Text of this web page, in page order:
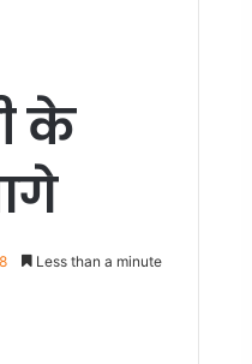
के
Less than a minute